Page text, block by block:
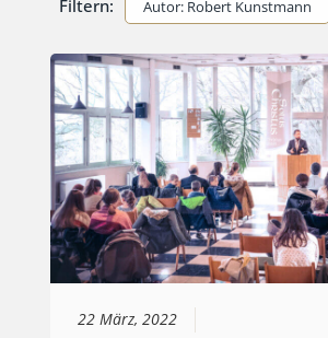
Filtern: Autor: Robert Kunstmann
22 März, 2022